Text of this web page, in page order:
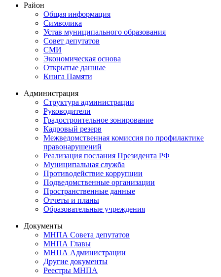
Район
Общая информация
Символика
Устав муниципального образования
Совет депутатов
СМИ
Экономическая основа
Открытые данные
Книга Памяти
Администрация
Структура администрации
Руководители
Градостроительное зонирование
Кадровый резерв
Межведомственная комиссия по профилактике
правонарушений
Реализация послания Президента РФ
Муниципальная служба
Противодействие коррупции
Подведомственные организации
Пространственные данные
Отчеты и планы
Образовательные учреждения
Документы
МНПА Совета депутатов
МНПА Главы
МНПА Администрации
Другие документы
Реестры МНПА